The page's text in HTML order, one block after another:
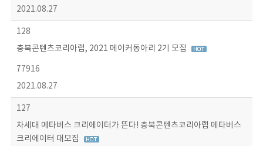
2021.08.27
128
충북콘텐츠코리아랩, 2021 메이커동아리 2기 모집
77916
2021.08.27
127
차세대 메타버스 크리에이터가 뜬다! 충북콘텐츠코리아랩 메타버스
크리에이터 대모집